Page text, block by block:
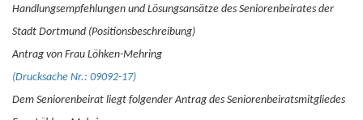
Handlungsempfehlungen und Lösungsansätze des Seniorenbeirates der
Stadt Dortmund (Positionsbeschreibung)
Antrag von Frau Löhken-Mehring
(Drucksache Nr.: 09092-17)
Dem Seniorenbeirat liegt folgender Antrag des Seniorenbeiratsmitgliedes